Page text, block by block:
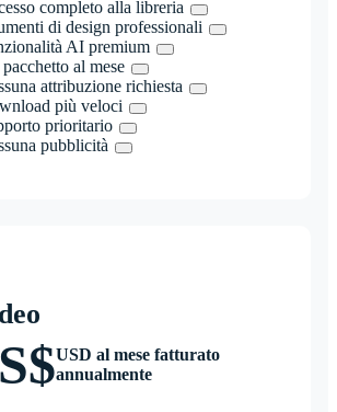
completo alla libreria
di design professionali
AI premium
al mese
attribuzione richiesta
più veloci
prioritario
pubblicità
USD al mese fatturato
annualmente